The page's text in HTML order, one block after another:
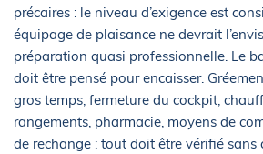
précaires : le niveau d’exigence est
équipage de plaisance ne devrait
préparation quasi professionnelle. Le
doit être pensé pour encaisser.
gros temps, fermeture du cockpit,
rangements, pharmacie, moyens de
de rechange : tout doit être vérifié sans